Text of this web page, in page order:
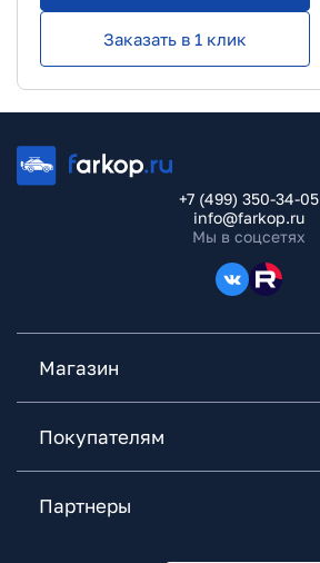
Заказать в 1 клик
+7 (499) 350-34-05
info@farkop.ru
Мы в соцсетях
Магазин
Покупателям
Партнеры